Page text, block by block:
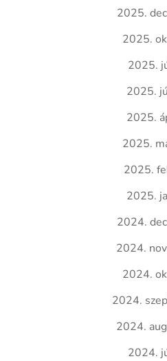
2025.
2025.
2025.
2025.
2025.
2025.
2025.
2025.
2024.
2024.
2024.
2024.
2024.
2024.